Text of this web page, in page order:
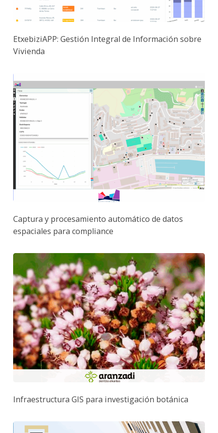
EtxebiziAPP: Gestión Integral de Información sobre
Vivienda
Captura y procesamiento automático de datos
espaciales para compliance
Infraestructura GIS para investigación botánica